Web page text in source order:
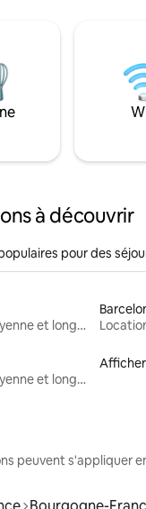
à découvrir
pour des
Locations moyenne et longue durée
Locations moyenne et longue durée
peuvent s'appliquer